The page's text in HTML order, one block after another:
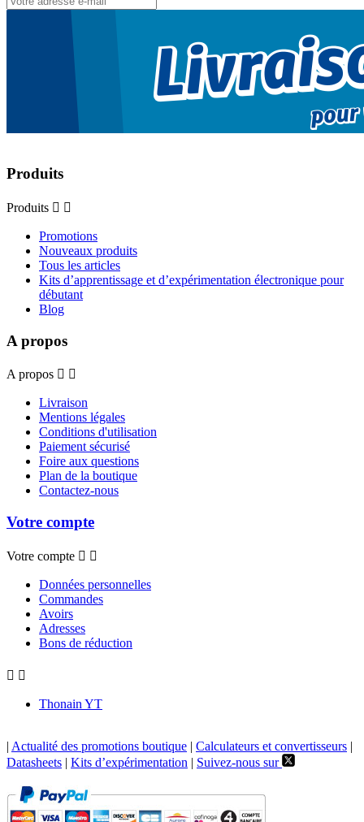
Produits
Produits  
Promotions
Nouveaux produits
Tous les articles
Kits d’apprentissage et d’expérimentation électronique pour
débutant
Blog
A propos
A propos  
Livraison
Mentions légales
Conditions d'utilisation
Paiement sécurisé
Foire aux questions
Plan de la boutique
Contactez-nous
Votre compte
Votre compte  
Données personnelles
Commandes
Avoirs
Adresses
Bons de réduction
 
Thonain YT
| Actualité des promotions boutique | Calculateurs et convertisseurs |
Datasheets | Kits d’expérimentation | Suivez-nous sur